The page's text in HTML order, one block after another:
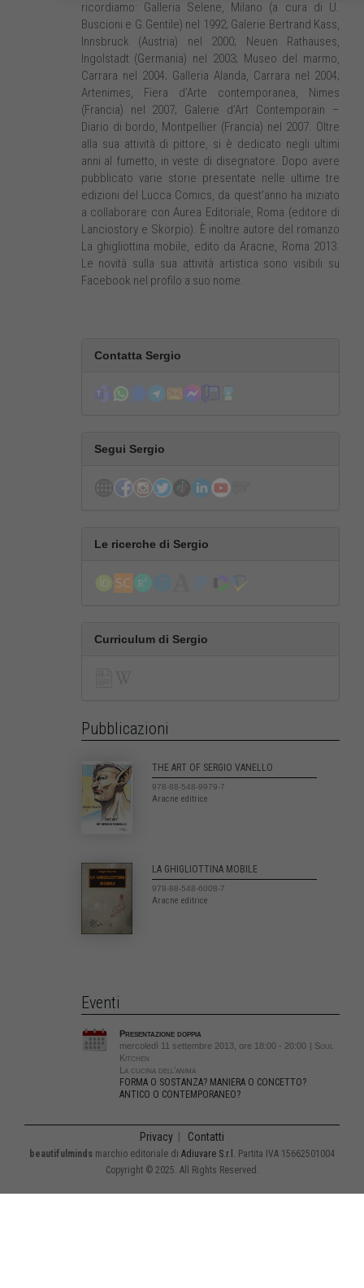
ricordiamo: Galleria Selene, Milano (a cura di U.
Buscioni e G.Gentile) nel 1992; Galerie Bertrand Kass,
Innsbruck (Austria) nel 2000; Neuen Rathauses,
Ingolstadt (Germania) nel 2003; Museo del marmo,
Carrara nel 2004; Galleria Alanda, Carrara nel 2004;
Artenimes, Fiera d’Arte contemporanea, Nimes
(Francia) nel 2007; Galerie d’Art Contemporain –
Diario di bordo, Montpellier (Francia) nel 2007. Oltre
alla sua attività di pittore, si è dedicato negli ultimi
anni al fumetto, in veste di disegnatore. Dopo avere
pubblicato varie storie presentate nelle ultime tre
edizioni del Lucca Comics, da quest’anno ha iniziato
a collaborare con Aurea Editoriale, Roma (editore di
Lanciostory e Skorpio). È inoltre autore del romanzo
La ghigliottina mobile, edito da Aracne, Roma 2013.
Le novità sulla sua attività artistica sono visibili su
Facebook nel profilo a suo nome.
Contatta Sergio
Segui Sergio
Le ricerche di Sergio
Curriculum di Sergio
Pubblicazioni
THE ART OF SERGIO VANELLO
978-88-548-9979-7
Aracne editrice
LA GHIGLIOTTINA MOBILE
978-88-548-6008-7
Aracne editrice
Eventi
Presentazione doppia
mercoledì 11 settembre 2013, ore 18:00 - 20:00 | Soul
Kitchen
La cucina dell’anima
FORMA O SOSTANZA? MANIERA O CONCETTO?
ANTICO O CONTEMPORANEO?
Privacy Contatti
beautifulminds marchio editoriale di Adiuvare S.r.l. Partita IVA 15662501004
Copyright © 2025. All Rights Reserved.